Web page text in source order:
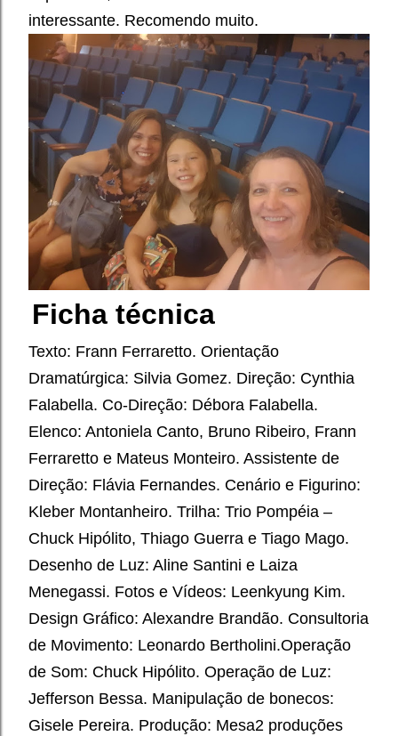
interessante. Recomendo muito.
Ficha técnica
Texto: Frann Ferraretto. Orientação
Dramatúrgica: Silvia Gomez. Direção: Cynthia
Falabella. Co-Direção: Débora Falabella.
Elenco: Antoniela Canto, Bruno Ribeiro, Frann
Ferraretto e Mateus Monteiro. Assistente de
Direção: Flávia Fernandes. Cenário e Figurino:
Kleber Montanheiro. Trilha: Trio Pompéia –
Chuck Hipólito, Thiago Guerra e Tiago Mago.
Desenho de Luz: Aline Santini e Laiza
Menegassi. Fotos e Vídeos: Leenkyung Kim.
Design Gráfico: Alexandre Brandão. Consultoria
de Movimento: Leonardo Bertholini.Operação
de Som: Chuck Hipólito. Operação de Luz:
Jefferson Bessa. Manipulação de bonecos:
Gisele Pereira. Produção: Mesa2 produções